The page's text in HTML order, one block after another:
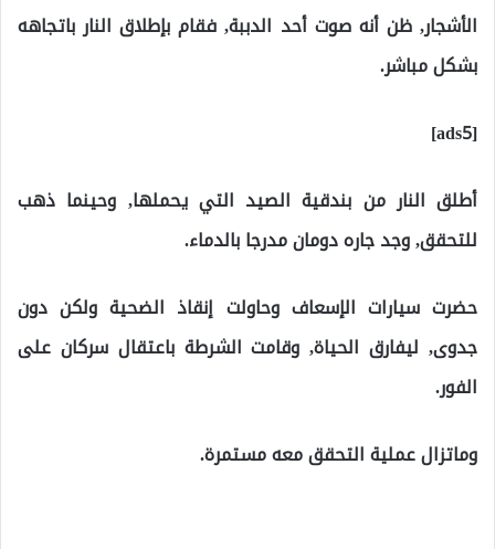
الأشجار, ظن أنه صوت أحد الدببة, فقام بإطلاق النار باتجاهه
بشكل مباشر.
[ads5]
أطلق النار من بندقية الصيد التي يحملها, وحينما ذهب
للتحقق, وجد جاره دومان مدرجا بالدماء.
حضرت سيارات الإسعاف وحاولت إنقاذ الضحية ولكن دون
جدوى, ليفارق الحياة, وقامت الشرطة باعتقال سركان على
الفور.
وماتزال عملية التحقق معه مستمرة.